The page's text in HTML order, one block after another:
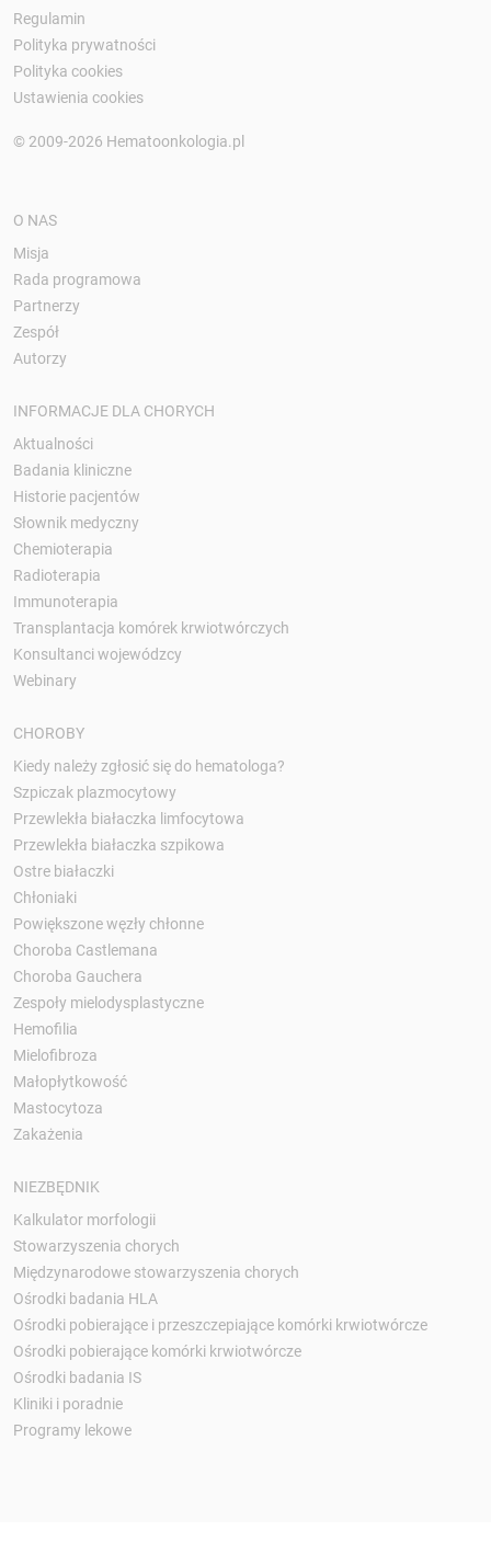
Regulamin
Polityka prywatności
Polityka cookies
Ustawienia cookies
© 2009-2026 Hematoonkologia.pl
O NAS
Misja
Rada programowa
Partnerzy
Zespół
Autorzy
INFORMACJE DLA CHORYCH
Aktualności
Badania kliniczne
Historie pacjentów
Słownik medyczny
Chemioterapia
Radioterapia
Immunoterapia
Transplantacja komórek krwiotwórczych
Konsultanci wojewódzcy
Webinary
CHOROBY
Kiedy należy zgłosić się do hematologa?
Szpiczak plazmocytowy
Przewlekła białaczka limfocytowa
Przewlekła białaczka szpikowa
Ostre białaczki
Chłoniaki
Powiększone węzły chłonne
Choroba Castlemana
Choroba Gauchera
Zespoły mielodysplastyczne
Hemofilia
Mielofibroza
Małopłytkowość
Mastocytoza
Zakażenia
NIEZBĘDNIK
Kalkulator morfologii
Stowarzyszenia chorych
Międzynarodowe stowarzyszenia chorych
Ośrodki badania HLA
Ośrodki pobierające i przeszczepiające komórki krwiotwórcze
Ośrodki pobierające komórki krwiotwórcze
Ośrodki badania IS
Kliniki i poradnie
Programy lekowe